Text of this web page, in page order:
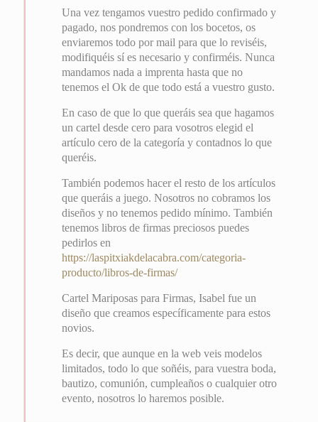
Una vez tengamos vuestro pedido confirmado y
pagado, nos pondremos con los bocetos, os
enviaremos todo por mail para que lo reviséis,
modifiquéis sí es necesario y confirméis. Nunca
mandamos nada a imprenta hasta que no
tenemos el Ok de que todo está a vuestro gusto.
En caso de que lo que queráis sea que hagamos
un cartel desde cero para vosotros elegid el
artículo cero de la categoría y contadnos lo que
queréis.
También podemos hacer el resto de los artículos
que queráis a juego. Nosotros no cobramos los
diseños y no tenemos pedido mínimo. También
tenemos libros de firmas preciosos puedes
pedirlos en
https://laspitxiakdelacabra.com/categoria-
producto/libros-de-firmas/
Cartel Mariposas para Firmas, Isabel fue un
diseño que creamos específicamente para estos
novios.
Es decir, que aunque en la web veis modelos
limitados, todo lo que soñéis, para vuestra boda,
bautizo, comunión, cumpleaños o cualquier otro
evento, nosotros lo haremos posible.